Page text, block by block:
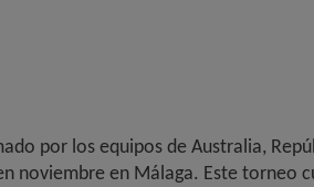
por los equipos de Australia,
noviembre en Málaga. Este torneo